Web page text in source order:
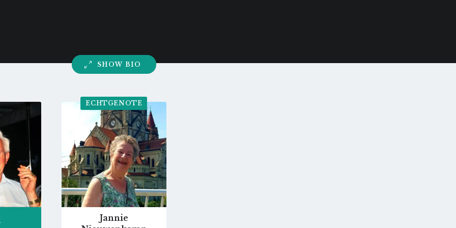
SHOW BIO
ECHTGENOTE
Go
to
profile
page
Jannie